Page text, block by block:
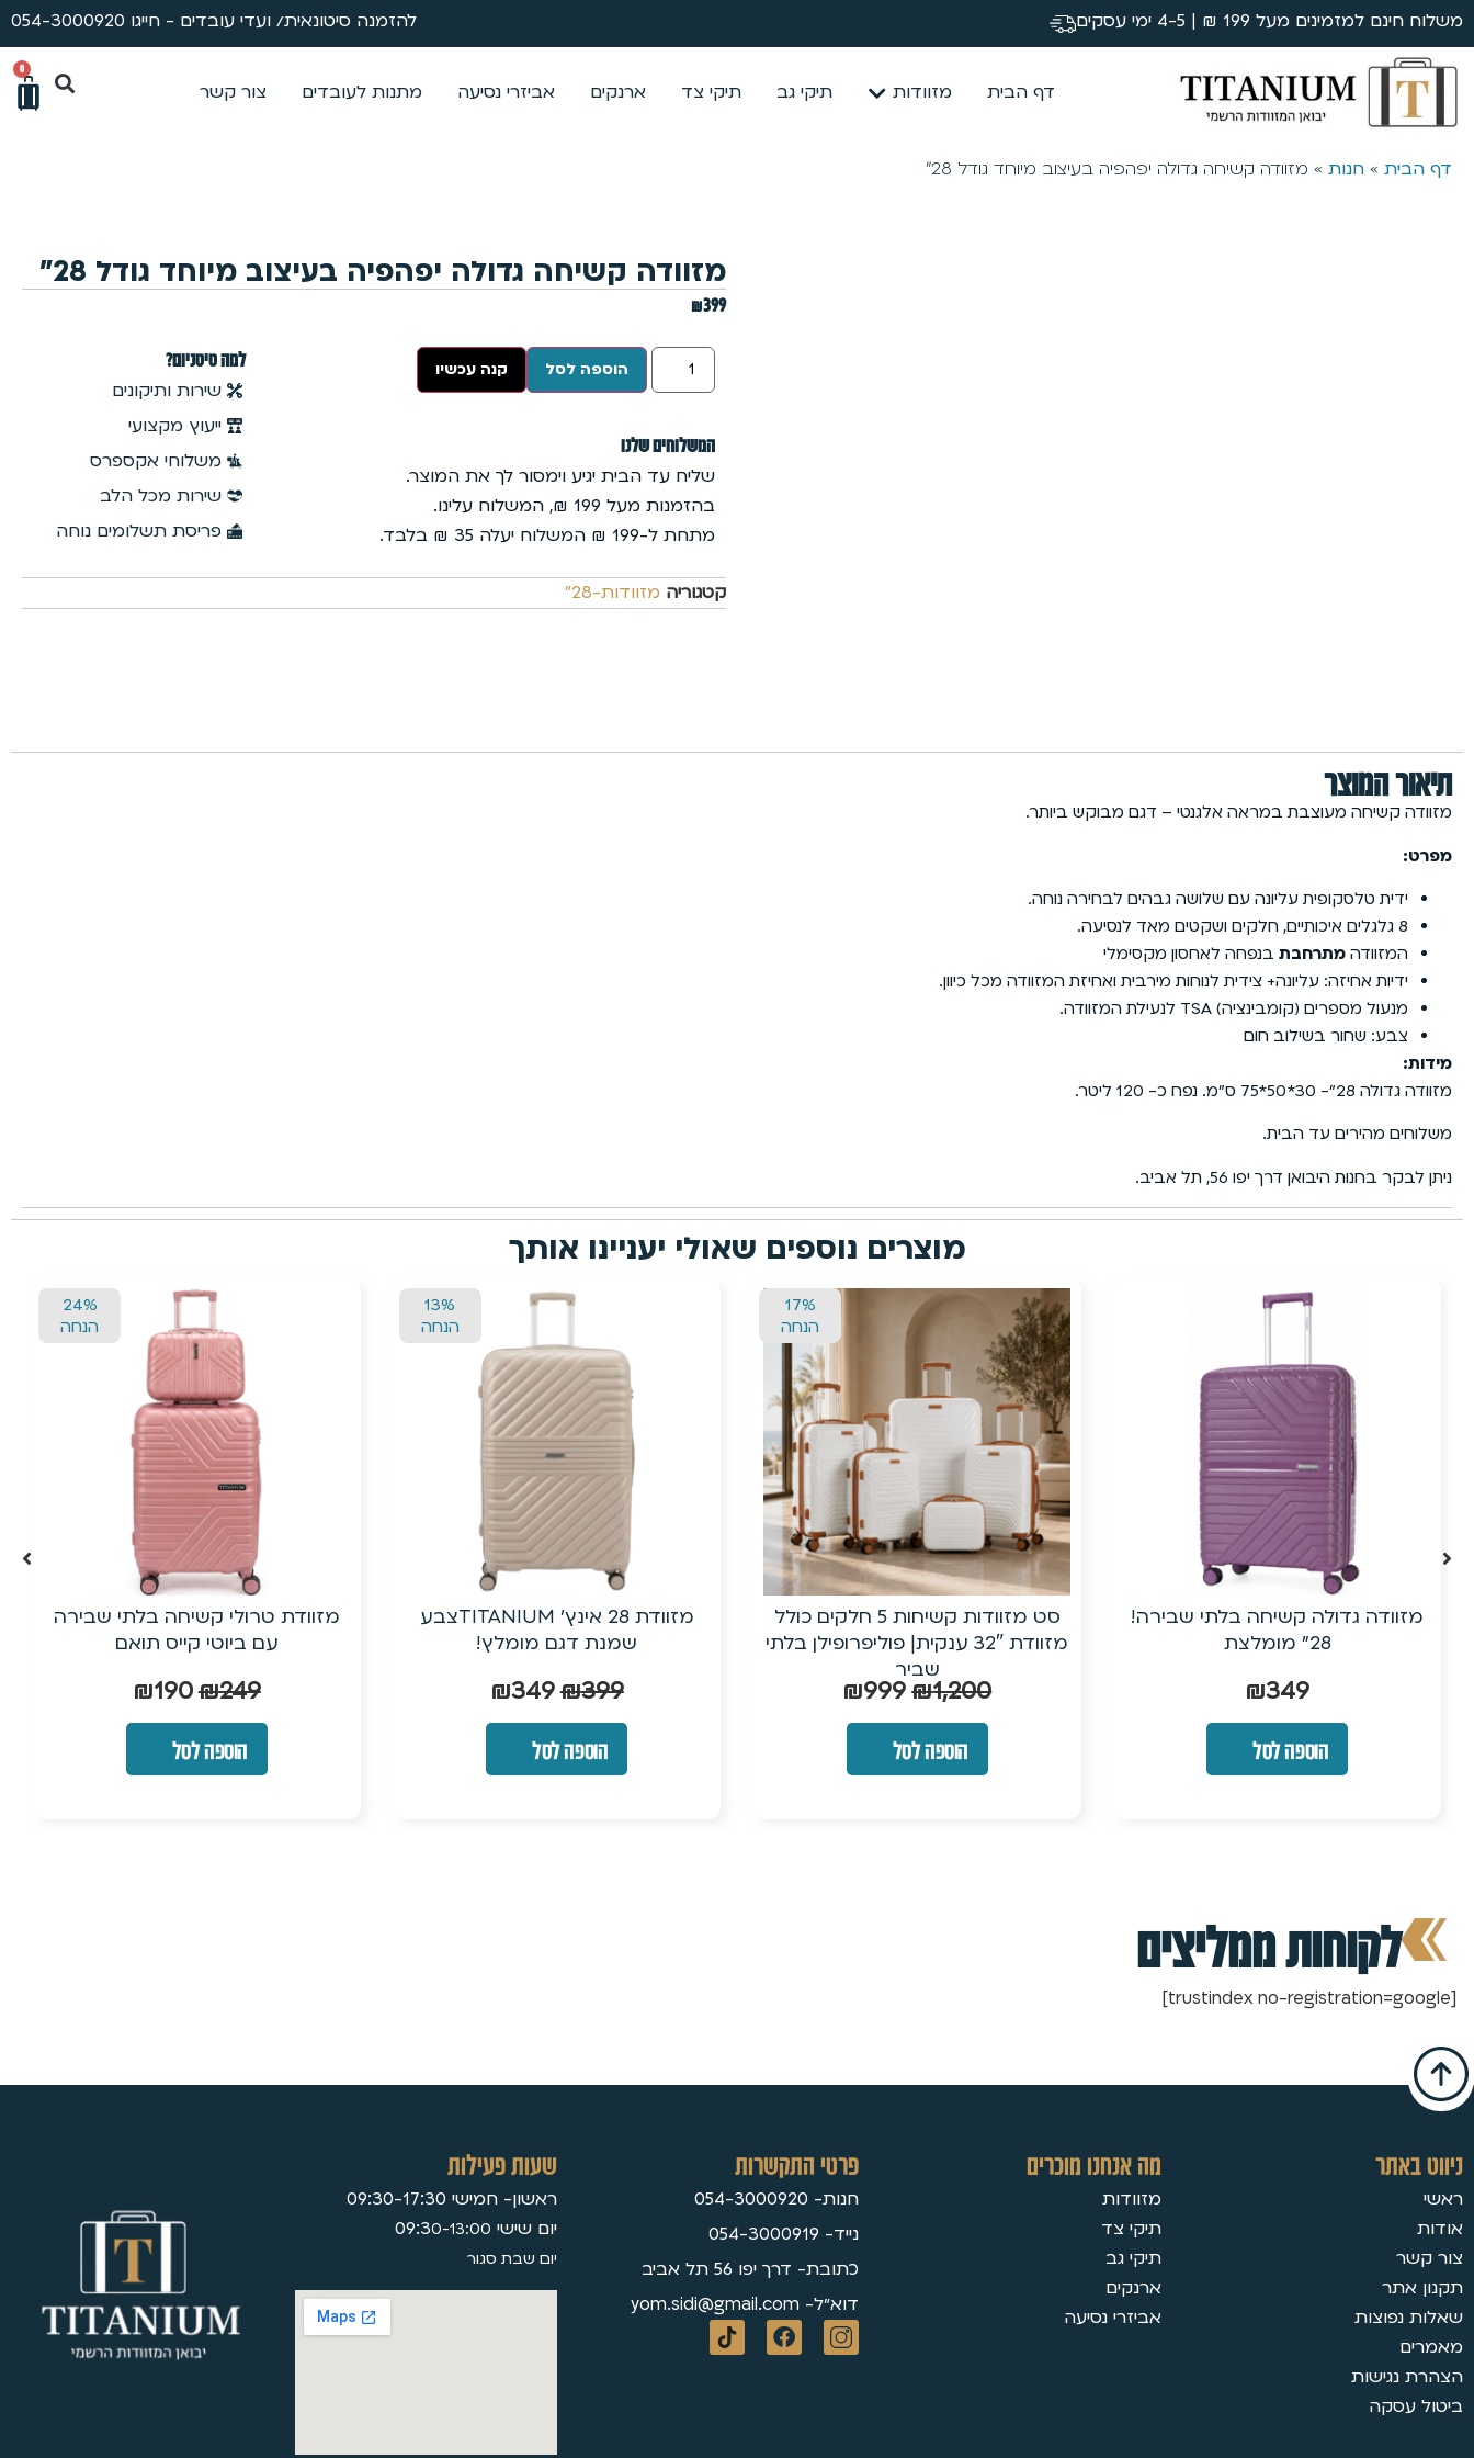
משלוח חינם למזמינים מעל 199 ₪ | 4-5 ימי עסקים להזמנה סיטונאית/ ועדי עובדים - חייגו 054-3000920
דף הבית מזוודות תיקי גב תיקי צד ארנקים אביזרי נסיעה מתנות לעובדים צור קשר
0
דף הבית » חנות » מזוודה קשיחה גדולה יפהפיה בעיצוב מיוחד גודל 28״
מזוודה קשיחה גדולה יפהפיה בעיצוב מיוחד גודל 28״
₪399
הוספה לסל קנה עכשיו
המשלוחים שלנו
שליח עד הבית יגיע וימסור לך את המוצר.
בהזמנות מעל 199 ₪, המשלוח עלינו.
מתחת ל-199 ₪ המשלוח יעלה 35 ₪ בלבד.
למה טיטניום?
שירות ותיקונים
ייעוץ מקצועי
משלוחי אקספרס
שירות מכל הלב
פריסת תשלומים נוחה
קטגוריה מזוודות-28"
תיאור המוצר
מזוודה קשיחה מעוצבת במראה אלגנטי – דגם מבוקש ביותר.
מפרט:
ידית טלסקופית עליונה עם שלושה גבהים לבחירה נוחה.
8 גלגלים איכותיים, חלקים ושקטים מאד לנסיעה.
המזוודה מתרחבת בנפחה לאחסון מקסימלי
ידיות אחיזה: עליונה+ צידית לנוחות מירבית ואחיזת המזוודה מכל כיוון.
מנעול מספרים (קומבינציה) TSA לנעילת המזוודה.
צבע: שחור בשילוב חום
מידות:
מזוודה גדולה 28״- 30*50*75 ס״מ. נפח כ- 120 ליטר.
משלוחים מהירים עד הבית.
ניתן לבקר בחנות היבואן דרך יפו 56, תל אביב.
מוצרים נוספים שאולי יעניינו אותך
מזוודה גדולה קשיחה בלתי שבירה!
28״ מומלצת
₪349
הוספה לסל
17%
הנחה
סט מזוודות קשיחות 5 חלקים כולל
מזוודת 32″ ענקית| פוליפרופילן בלתי
שביר
₪1,200
₪999
הוספה לסל
13%
הנחה
מזוודת 28 אינץ’ TITANIUMצבע
שמנת דגם מומלץ!
₪399
₪349
הוספה לסל
24%
הנחה
מזוודת טרולי קשיחה בלתי שבירה
עם ביוטי קייס תואם
₪249
₪190
הוספה לסל
לקוחות ממליצים
[trustindex no-registration=google]
ניווט באתר
ראשי
אודות
צור קשר
תקנון אתר
שאלות נפוצות
מאמרים
הצהרת נגישות
ביטול עסקה
מה אנחנו מוכרים
מזוודות
תיקי צד
תיקי גב
ארנקים
אביזרי נסיעה
פרטי התקשרות
חנות- 054-3000920
נייד- 054-3000919
כתובת- דרך יפו 56 תל אביב
דוא״ל- yom.sidi@gmail.com
שעות פעילות
ראשון- חמישי 09:30-17:30
יום שישי 09:3 0-13:00
יום שבת סגור